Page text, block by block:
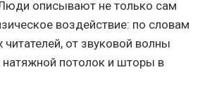
описывают не только сам
воздействие: по словам
от звуковой волны
потолок и шторы в